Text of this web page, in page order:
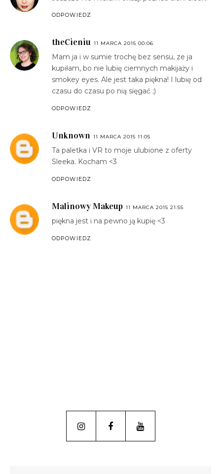
ODPOWIEDZ
theCieniu 11 MARCA 2015 00:06
Mam ja i w sumie trochę bez sensu, ze ja
kupiłam, bo nie lubię ciemnych makijaży i
smokey eyes. Ale jest taka piękna! I lubię od
czasu do czasu po nią sięgać ;)
ODPOWIEDZ
Unknown 11 MARCA 2015 11:05
Ta paletka i VR to moje ulubione z oferty
Sleeka. Kocham <3
ODPOWIEDZ
Malinowy Makeup 11 MARCA 2015 21:55
piękna jest i na pewno ją kupię <3
ODPOWIEDZ